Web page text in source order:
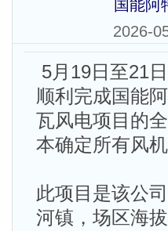
国能阿
2026-
5月19日至21
顺利完成国能
瓦风电项目的
本确定所有风机
此项目是该公
河镇，场区海